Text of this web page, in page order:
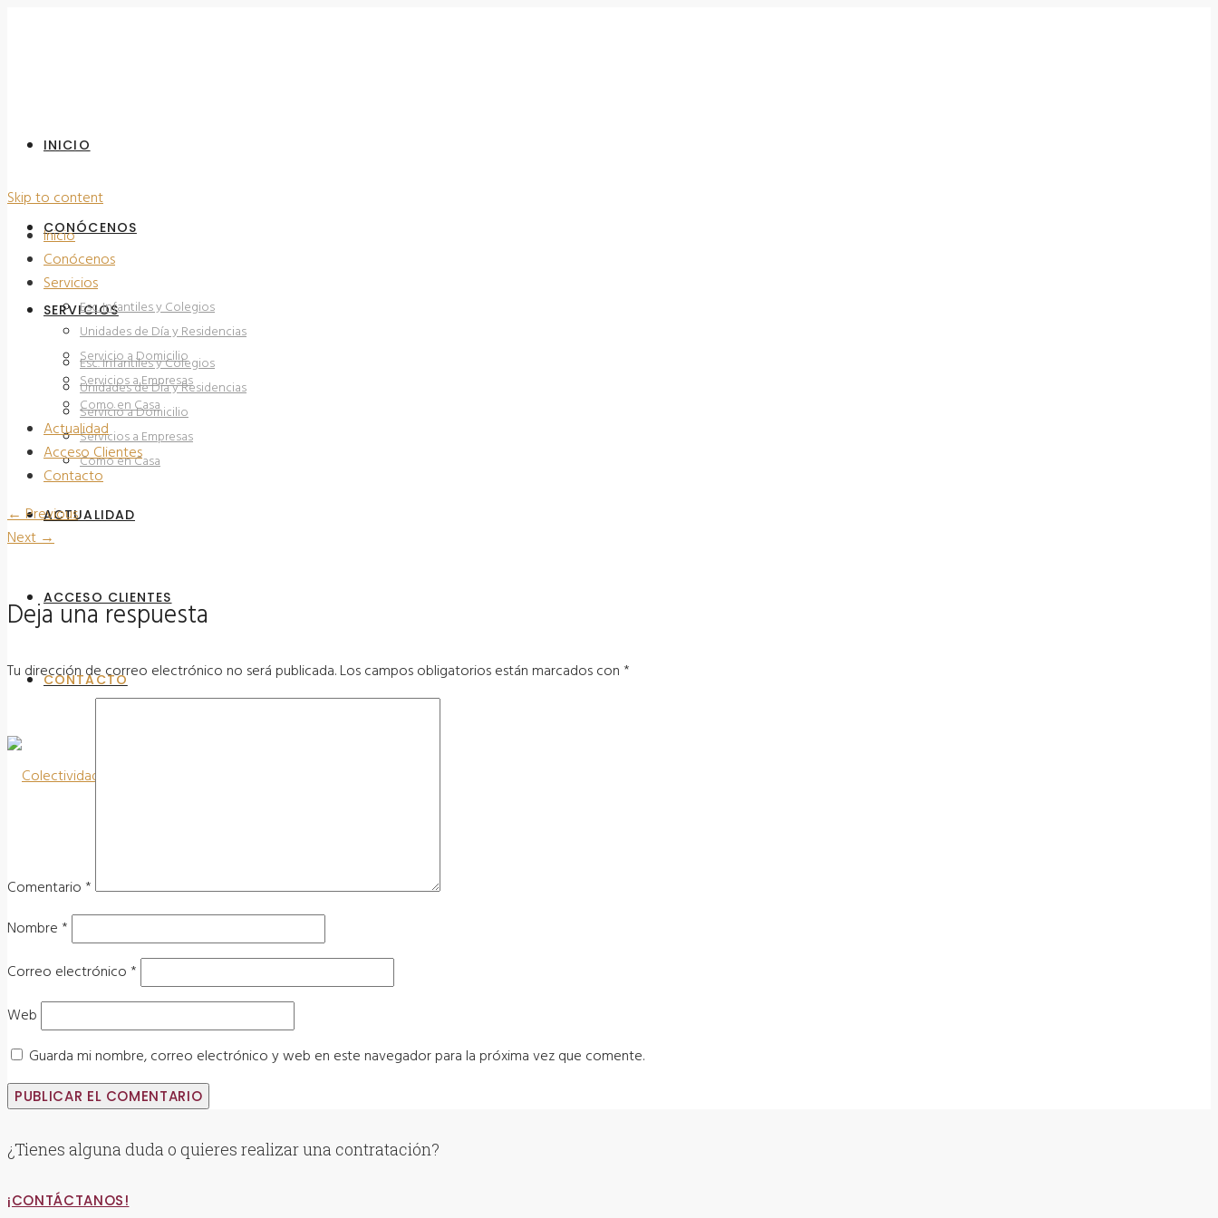
INICIO
CONÓCENOS
SERVICIOS
Esc. Infantiles y Colegios
Unidades de Día y Residencias
Servicio a Domicilio
Servicios a Empresas
Como en Casa
ACTUALIDAD
ACCESO CLIENTES
CONTACTO
Skip to content
Inicio
Conócenos
Servicios
Esc. Infantiles y Colegios
Unidades de Día y Residencias
Servicio a Domicilio
Servicios a Empresas
Como en Casa
Actualidad
Acceso Clientes
Contacto
←Previous
Next→
Deja una respuesta
Tu dirección de correo electrónico no será publicada.Los campos obligatorios están marcados con *
Comentario *
Nombre *
Correo electrónico *
Web
Guarda mi nombre, correo electrónico y web en este navegador para la próxima vez que comente.
¿Tienes alguna duda o quieres realizar una contratación?
¡CONTÁCTANOS!